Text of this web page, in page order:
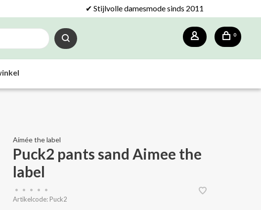
✔ Stijlvolle damesmode sinds 2011
0
Aímée the label
Puck2 pants sand Aimee the
label
• • • •
•
Artikelcode: Puck2